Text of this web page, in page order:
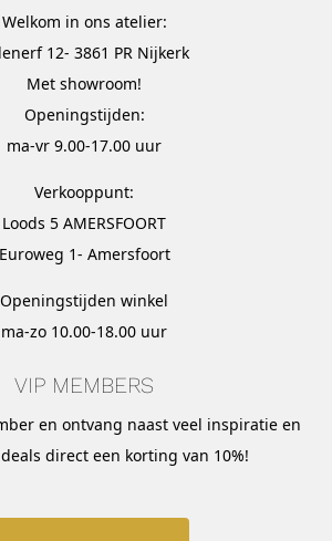
Welkom in ons atelier:
12- 3861 PR Nijkerk
Met showroom!
Openingstijden:
ma-vr 9.00-17.00 uur
Verkooppunt:
Loods 5 AMERSFOORT
Euroweg 1- Amersfoort
Openingstijden winkel
ma-zo 10.00-18.00 uur
VIP MEMBERS
en ontvang naast veel inspiratie en
direct een korting van 10%!